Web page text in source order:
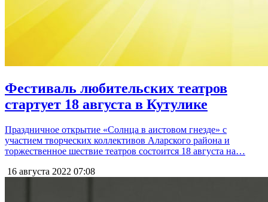
Фестиваль любительских театров
стартует 18 августа в Кутулике
Праздничное открытие «Солнца в аистовом гнезде» с
участием творческих коллективов Аларского района и
торжественное шествие театров состоится 18 августа на…
16 августа 2022 07:08